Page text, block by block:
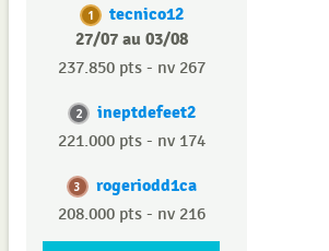
1
tecnico12
27/07 au 03/08
237.850 pts - nv 267
2 ineptdefeet2
221.000 pts - nv 174
3 rogeriodd1ca
208.000 pts - nv 216